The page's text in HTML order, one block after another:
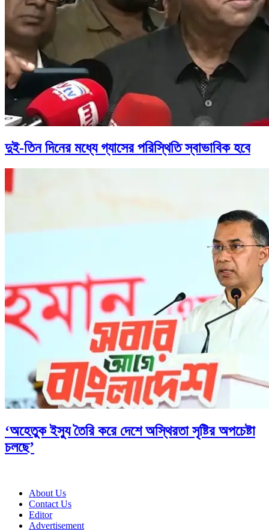
দুই-তিন দিনের মধ্যে গ্যাসের পরিস্থিতি স্বাভাবিক হবে
‘অহেতুক ইস্যু তৈরি করে দেশে অস্থিরতা সৃষ্টির অপচেষ্টা
চলছে’
About Us
Contact Us
Editor
Advertisement